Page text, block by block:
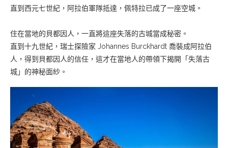
直到西元七世紀，阿拉伯軍隊抵達，佩特拉已成了一座空城。
住在當地的貝都因人，一直將這座失落的古城當成秘密。
直到十九世紀，瑞士探險家 Johannes Burckhardt 喬裝成阿拉伯
人，得到貝都因人的信任，這才在當地人的帶領下揭開「失落古
城」的神秘面紗。